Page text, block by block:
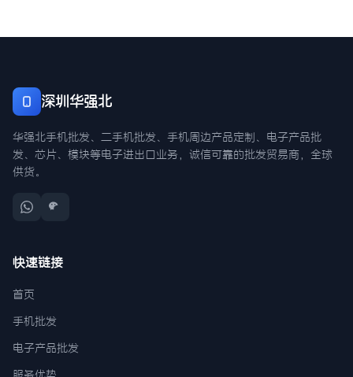
深圳华强北
华强北手机批发、二手机批发、手机周边产品定制、电子产品批
发、芯片、模块等电子进出口业务，诚信可靠的批发贸易商，全球
供货。
快速链接
首页
手机批发
电子产品批发